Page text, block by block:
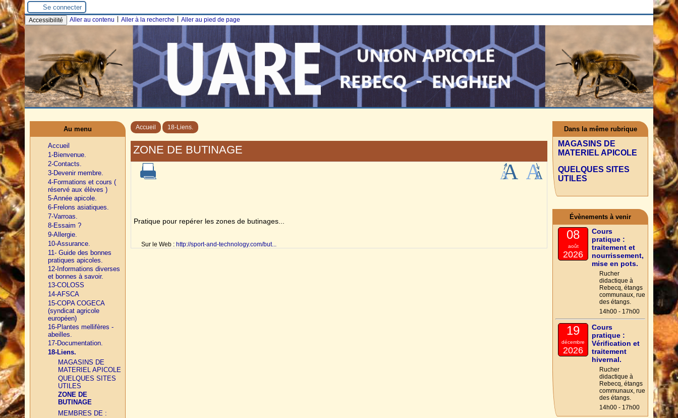
Se connecter
Accessibilité Aller au contenu Aller à la recherche Aller au pied de page
Accueil 18-Liens.
ZONE DE BUTINAGE
Pratique pour repérer les zones de butinages...
Sur le Web : http://sport-and-technology.com/but...
Au menu
Accueil
1-Bienvenue.
2-Contacts.
3-Devenir membre.
4-Formations et cours (
réservé aux élèves )
5-Année apicole.
6-Frelons asiatiques.
7-Varroas.
8-Essaim ?
9-Allergie.
10-Assurance.
11- Guide des bonnes
pratiques apicoles.
12-Informations diverses
et bonnes à savoir.
13-COLOSS
14-AFSCA
15-COPA COGECA
(syndicat agricole
européen)
16-Plantes mellifères -
abeilles.
17-Documentation.
18-Liens.
MAGASINS DE
MATERIEL APICOLE
QUELQUES SITES
UTILES
ZONE DE
BUTINAGE
MEMBRES DE :
Dans la même rubrique
MAGASINS DE
MATERIEL APICOLE
QUELQUES SITES
UTILES
Évènements à venir
08
août
2026
Cours
pratique :
traitement et
nourrissement,
mise en pots.
Rucher
didactique à
Rebecq, étangs
communaux, rue
des étangs.
14h00 - 17h00
19
décembre
2026
Cours
pratique :
Vérification et
traitement
hivernal.
Rucher
didactique à
Rebecq, étangs
communaux, rue
des étangs.
14h00 - 17h00